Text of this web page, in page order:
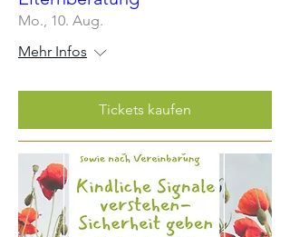
Mo., 10. Aug.
Mehr Infos
Tickets kaufen